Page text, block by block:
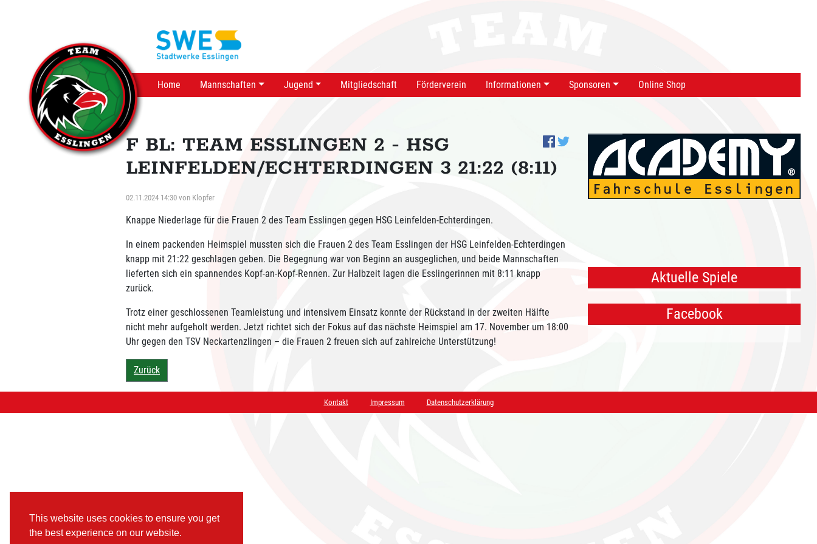
This website uses cookies to ensure you get
the best experience on our website.
Home Mannschaften Jugend Mitgliedschaft Förderverein Informationen Sponsoren Online Shop
F BL: TEAM ESSLINGEN 2 - HSG
LEINFELDEN/ECHTERDINGEN 3 21:22 (8:11)
02.11.2024 14:30 von Klopfer
Knappe Niederlage für die Frauen 2 des Team Esslingen gegen HSG Leinfelden-Echterdingen.
In einem packenden Heimspiel mussten sich die Frauen 2 des Team Esslingen der HSG Leinfelden-Echterdingen
knapp mit 21:22 geschlagen geben. Die Begegnung war von Beginn an ausgeglichen, und beide Mannschaften
lieferten sich ein spannendes Kopf-an-Kopf-Rennen. Zur Halbzeit lagen die Esslingerinnen mit 8:11 knapp
zurück.
Trotz einer geschlossenen Teamleistung und intensivem Einsatz konnte der Rückstand in der zweiten Hälfte
nicht mehr aufgeholt werden. Jetzt richtet sich der Fokus auf das nächste Heimspiel am 17. November um 18:00
Uhr gegen den TSV Neckartenzlingen – die Frauen 2 freuen sich auf zahlreiche Unterstützung!
Zurück
Aktuelle Spiele
Facebook
Navigation überspringen
Kontakt Impressum Datenschutzerklärung